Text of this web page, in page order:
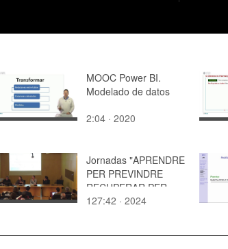
MOOC Power BI.
Modelado de datos
2:04 · 2020
Jornadas "APRENDRE
PER PREVINDRE
RECUPERAR PER
REGENERAR" (1ª.
127:42 · 2024